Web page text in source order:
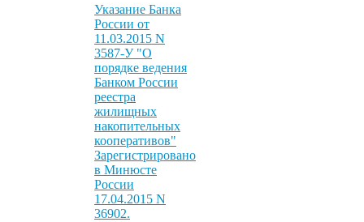
Указание Банка
России от
11.03.2015 N
3587-У "О
порядке ведения
Банком России
реестра
жилищных
накопительных
кооперативов"
Зарегистрировано
в Минюсте
России
17.04.2015 N
36902.